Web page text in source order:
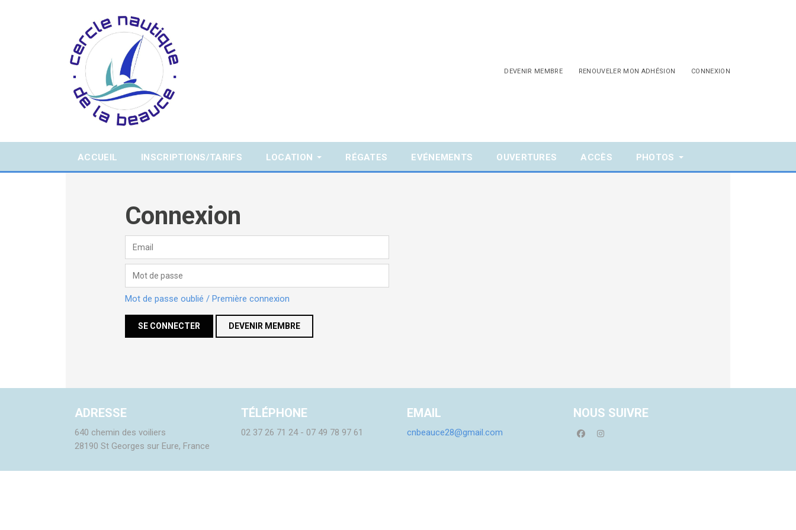
DEVENIR MEMBRE RENOUVELER MON ADHÉSION CONNEXION
ACCUEIL INSCRIPTIONS/TARIFS LOCATION RÉGATES EVÉNEMENTS OUVERTURES ACCÈS PHOTOS
Connexion
Mot de passe oublié / Première connexion
DEVENIR MEMBRE
ADRESSE
640 chemin des voiliers
28190 St Georges sur Eure, France
TÉLÉPHONE
02 37 26 71 24 - 07 49 78 97 61
EMAIL
cnbeauce28@gmail.com
NOUS SUIVRE
facebookinstagram